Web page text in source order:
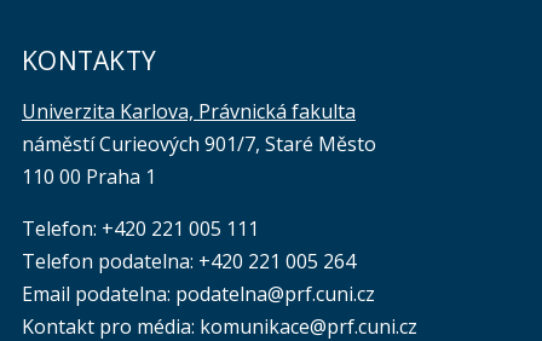
KONTAKTY
Univerzita Karlova, Právnická fakulta
náměstí Curieových 901/7, Staré Město
110 00 Praha 1
Telefon: +420 221 005 111
Telefon podatelna: +420 221 005 264
Email podatelna: podatelna@prf.cuni.cz
Kontakt pro média: komunikace@prf.cuni.cz